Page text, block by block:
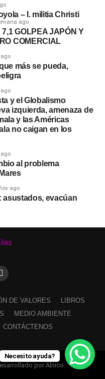
– I. militia Christi
ago
GOLPEA JAPÓN Y
COMERCIAL
más se pueda,
y el Globalismo
izquierda, amenaza de
y las Américas
no caigan en los
al problema
ago
asustados, evacúan
DE VALORES
LIBROS
MEDIO AMBIENTE
CONTÁCTENOS
por Alnico
Necesito ayuda?